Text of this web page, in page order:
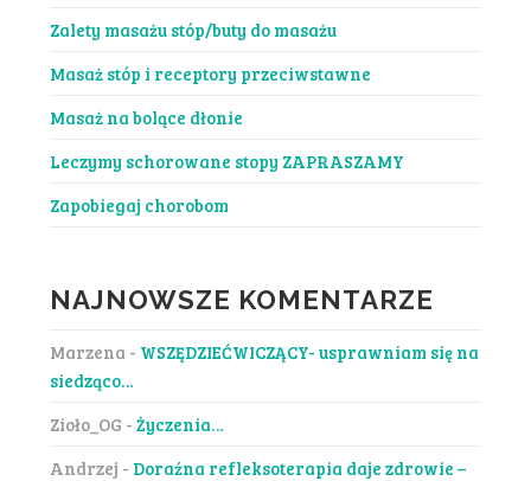
Zalety masażu stóp/buty do masażu
Masaż stóp i receptory przeciwstawne
Masaż na bolące dłonie
Leczymy schorowane stopy ZAPRASZAMY
Zapobiegaj chorobom
NAJNOWSZE KOMENTARZE
Marzena - WSZĘDZIEĆWICZĄCY- usprawniam się na
siedząco…
Zioło_OG - Życzenia…
Andrzej - Doraźna refleksoterapia daje zdrowie –